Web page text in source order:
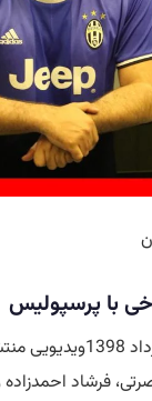
با پرسپولیس
کمدین استقلالی در
فرشاد احمدزاده